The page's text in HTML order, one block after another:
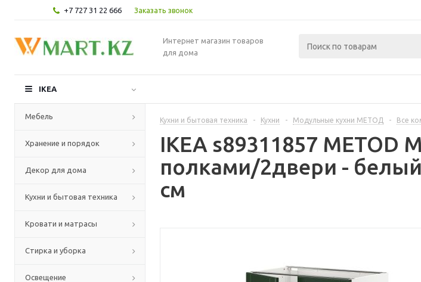
+7 727 31 22 666 Заказать звонок
Интернет магазин товаров
для дома
IKEA
Мебель
Хранение и порядок
Декор для дома
Кухни и бытовая техника
Кровати и матрасы
Стирка и уборка
Освещение
Кухни и бытовая техника - Кухни - Модульные кухни МЕТОД - Все
IKEA s89311857
полками/2двери -
см